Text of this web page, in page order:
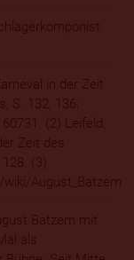
in der Zeit
S. 132, 136;
(2) Leifeld,
Zeit des
(3)
August_Batzem
Batzem mit
als